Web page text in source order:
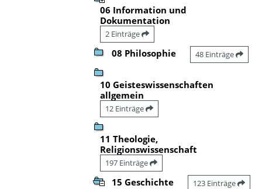
06 Information und
Dokumentation
2 Einträge
08 Philosophie 48 Einträge
10 Geisteswissenschaften
allgemein
12 Einträge
11 Theologie,
Religionswissenschaft
197 Einträge
15 Geschichte 123 Einträge